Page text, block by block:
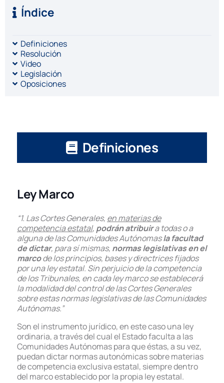
Índice
Definiciones
Resolución
Video
Legislación
Oposiciones
Definiciones
Ley Marco
“1. Las Cortes Generales, en materias de
competencia estatal, podrán atribuira todas o a
alguna de las Comunidades Autónomasla facultad
de dictar, para sí mismas, normas legislativas en el
marcode los principios, bases y directrices fijados
por una ley estatal. Sin perjuicio de la competencia
de los Tribunales, en cada ley marco se establecerá
la modalidad del control de las Cortes Generales
sobre estas normas legislativas de las Comunidades
Autónomas.”
Son el instrumento jurídico, en este caso una ley
ordinaria, a través del cual el Estado faculta a las
Comunidades Autónomas para que éstas, a su vez,
puedan dictar normas autonómicas sobre materias
de competencia exclusiva estatal, siempre dentro
del marco establecido por la propia ley estatal.